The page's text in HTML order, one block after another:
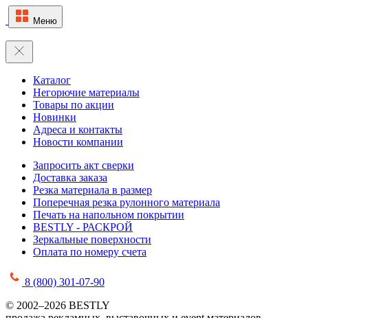
Меню
Каталог
Негорючие материалы
Товары по акции
Новинки
Адреса и контакты
Новости компании
Запросить акт сверки
Доставка заказа
Резка материала в размер
Поперечная резка рулонного материала
Печать на напольном покрытии
BESTLY - РАСКРОЙ
Зеркальные поверхности
Оплата по номеру счета
8 (800) 301-07-90
© 2002–2026 BESTLY